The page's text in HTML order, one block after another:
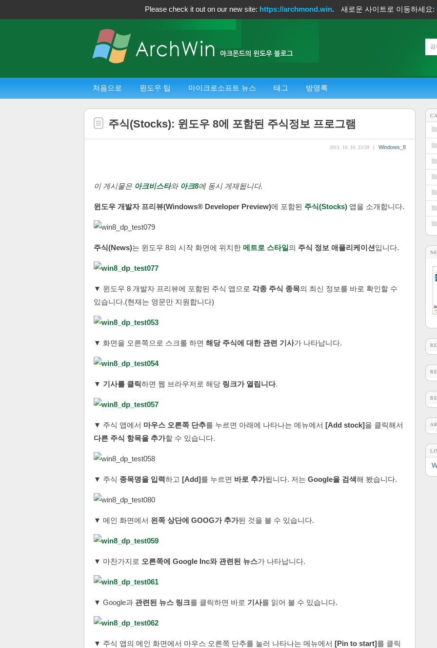
Please check it out on our new site: https://archmond.win. 새로운 사이트로 이동하세요:
처음으로 윈도우 팁 마이크로소프트 뉴스 태그 방명록
주식(Stocks): 윈도우 8에 포함된 주식정보 프로그램
2011. 10. 10. 23:59 | Windows_8
이 게시물은 아크비스타와 아크8에 동시 게재됩니다.
윈도우 개발자 프리뷰(Windows® Developer Preview)에 포함된 주식(Stocks) 앱을 소개합니다.
주식(News)는 윈도우 8의 시작 화면에 위치한 메트로 스타일의 주식 정보 애플리케이션입니다.
▼ 윈도우 8 개발자 프리뷰에 포함된 주식 앱으로 각종 주식 종목의 최신 정보를 바로 확인할 수
있습니다.(현재는 영문만 지원합니다)
▼ 화면을 오른쪽으로 스크롤 하면 해당 주식에 대한 관련 기사가 나타납니다.
▼ 기사를 클릭하면 웹 브라우저로 해당 링크가 열립니다.
▼ 주식 앱에서 마우스 오른쪽 단추를 누르면 아래에 나타나는 메뉴에서 [Add stock]을 클릭해서
다른 주식 항목을 추가할 수 있습니다.
▼ 주식 종목명을 입력하고 [Add]를 누르면 바로 추가됩니다. 저는 Google을 검색해 봤습니다.
▼ 메인 화면에서 왼쪽 상단에 GOOG가 추가된 것을 볼 수 있습니다.
▼ 마찬가지로 오른쪽에 Google Inc와 관련된 뉴스가 나타납니다.
▼ Google과 관련된 뉴스 링크를 클릭하면 바로 기사를 읽어 볼 수 있습니다.
▼ 주식 앱의 메인 화면에서 마우스 오른쪽 단추를 눌러 나타나는 메뉴에서 [Pin to start]를 클릭